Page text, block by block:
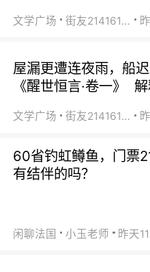
文学广场 街友21416156
屋漏更遭连夜雨，船
《醒世恒言·卷一》
文学广场 街友21416156
60省钓虹鳟鱼，门票
有结伴的吗？
闲聊法国 小玉老师 昨天